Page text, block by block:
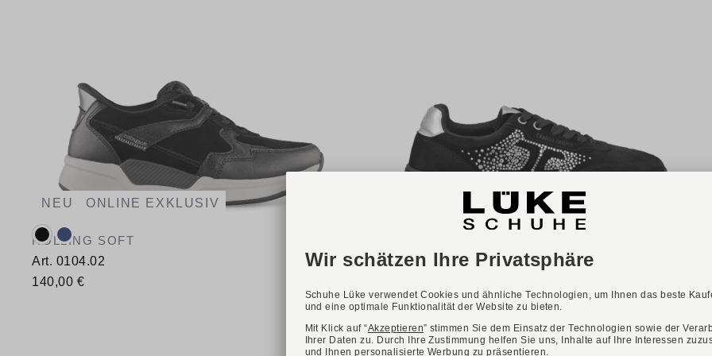
NEU ONLINE EXKLUSIV
ROLLING SOFT
Art. 0104.02
140,00 €
Verfügbare Farbvarianten:
Art. TANGO SPORT
Verfügbare Farbvarianten:
36
37 38 39 40 41 42 43